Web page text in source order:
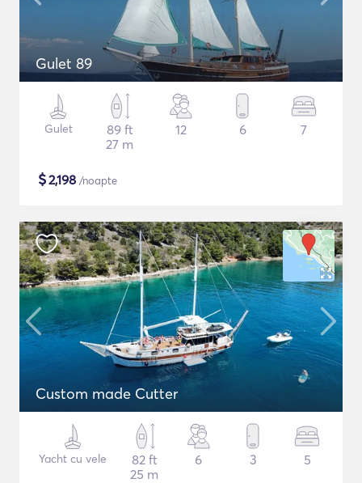
Gulet 89
Gulet
89 ft
27 m
12 6 7
$2,198 /noapte
Custom made Cutter
Yacht cu vele
82 ft
25 m
6 3 5